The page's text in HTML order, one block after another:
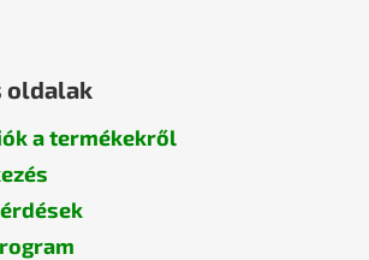
oldalak
a termékekről